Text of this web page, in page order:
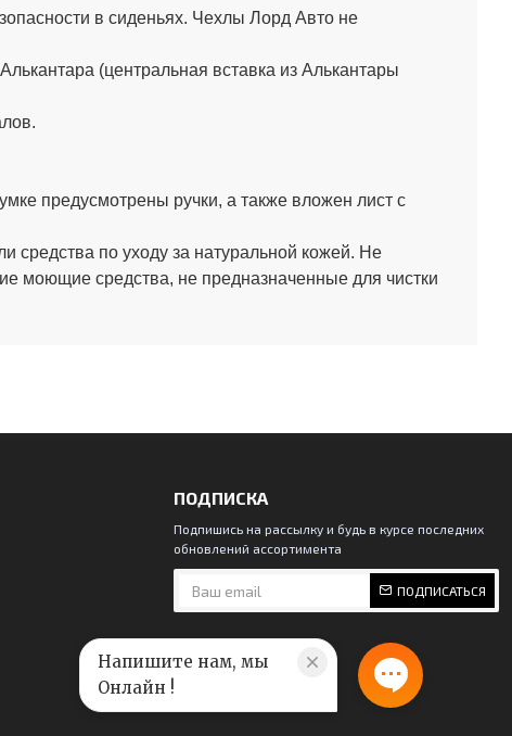
в сиденьях. Чехлы Лорд Авто не
(центральная вставка из Алькантары
предусмотрены ручки, а также вложен лист с
средства по уходу за натуральной кожей. Не
моющие средства, не предназначенные для чистки
ПОДПИСКА
Подпишись на рассылку и будь в курсе последних
обновлений ассортимента
ПОДПИСАТЬСЯ
Напишите нам, мы
Онлайн !